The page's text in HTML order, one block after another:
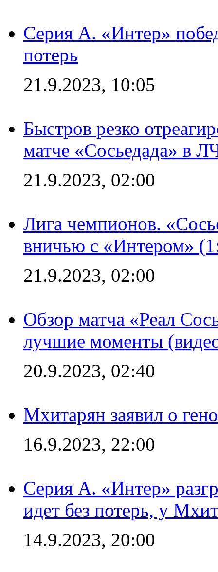
Серия А. «Интер»
потерь
21.9.2023, 10:05
Быстров резко
матче «Сосьедада» в
21.9.2023, 02:00
Лига чемпионов.
вничью с «Интером»
21.9.2023, 02:00
Обзор матча «Реал
лучшие моменты
20.9.2023, 02:40
Мхитарян заявил о
16.9.2023, 22:00
Серия А. «Интер»
идет без потерь, у
14.9.2023, 20:00